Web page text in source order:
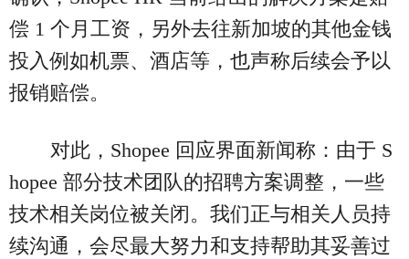
偿 1 个月工资，另外去往新加坡的其他金钱
投入例如机票、酒店等，也声称后续会予以
报销赔偿。
对此，Shopee 回应界面新闻称：由于 S
hopee 部分技术团队的招聘方案调整，一些
技术相关岗位被关闭。我们正与相关人员持
续沟通，会尽最大努力和支持帮助其妥善过